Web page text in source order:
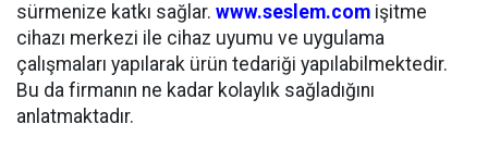
sürmenize katkı sağlar. www.seslem.com işitme
cihazı merkezi ile cihaz uyumu ve uygulama
çalışmaları yapılarak ürün tedariği yapılabilmektedir.
Bu da firmanın ne kadar kolaylık sağladığını
anlatmaktadır.